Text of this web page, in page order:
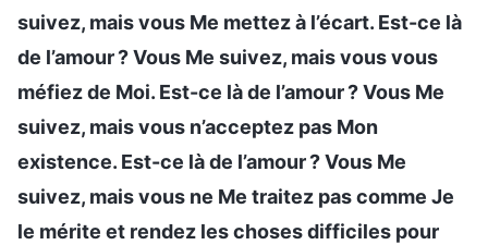
suivez, mais vous Me mettez à l’écart. Est-ce là
de l’amour ? Vous Me suivez, mais vous vous
méfiez de Moi. Est-ce là de l’amour ? Vous Me
suivez, mais vous n’acceptez pas Mon
existence. Est-ce là de l’amour ? Vous Me
suivez, mais vous ne Me traitez pas comme Je
le mérite et rendez les choses difficiles pour